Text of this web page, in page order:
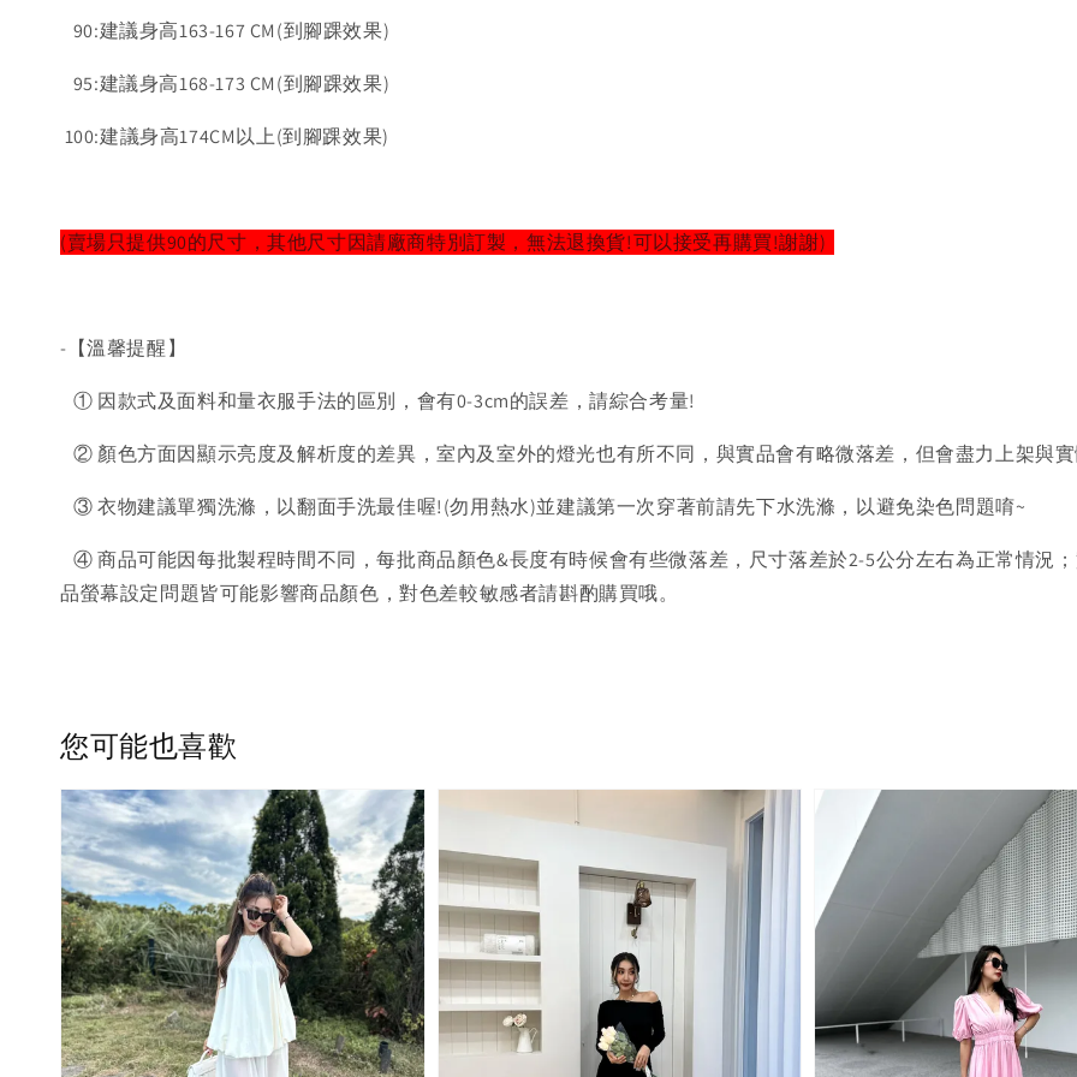
90:建議身高163-167 CM(到腳踝效果)
95:建議身高168-173 CM(到腳踝效果)
100:建議身高174CM以上(到腳踝效果)
(賣場只提供90的尺寸，其他尺寸因請廠商特別訂製，無法退換貨!可以接受再購買!謝謝)
-【溫馨提醒】
① 因款式及面料和量衣服手法的區別，會有0-3cm的誤差，請綜合考量!
② 顏色方面因顯示亮度及解析度的差異，室內及室外的燈光也有所不同，與實品會有略微落差，但會盡力上架與實
③ 衣物建議單獨洗滌，以翻面手洗最佳喔!(勿用熱水)並建議第一次穿著前請先下水洗滌，以避免染色問題唷~
④ 商品可能因每批製程時間不同，每批商品顏色&長度有時候會有些微落差，尺寸落差於2-5公分左右為正常情況
品螢幕設定問題皆可能影響商品顏色，對色差較敏感者請斟酌購買哦。
您可能也喜歡